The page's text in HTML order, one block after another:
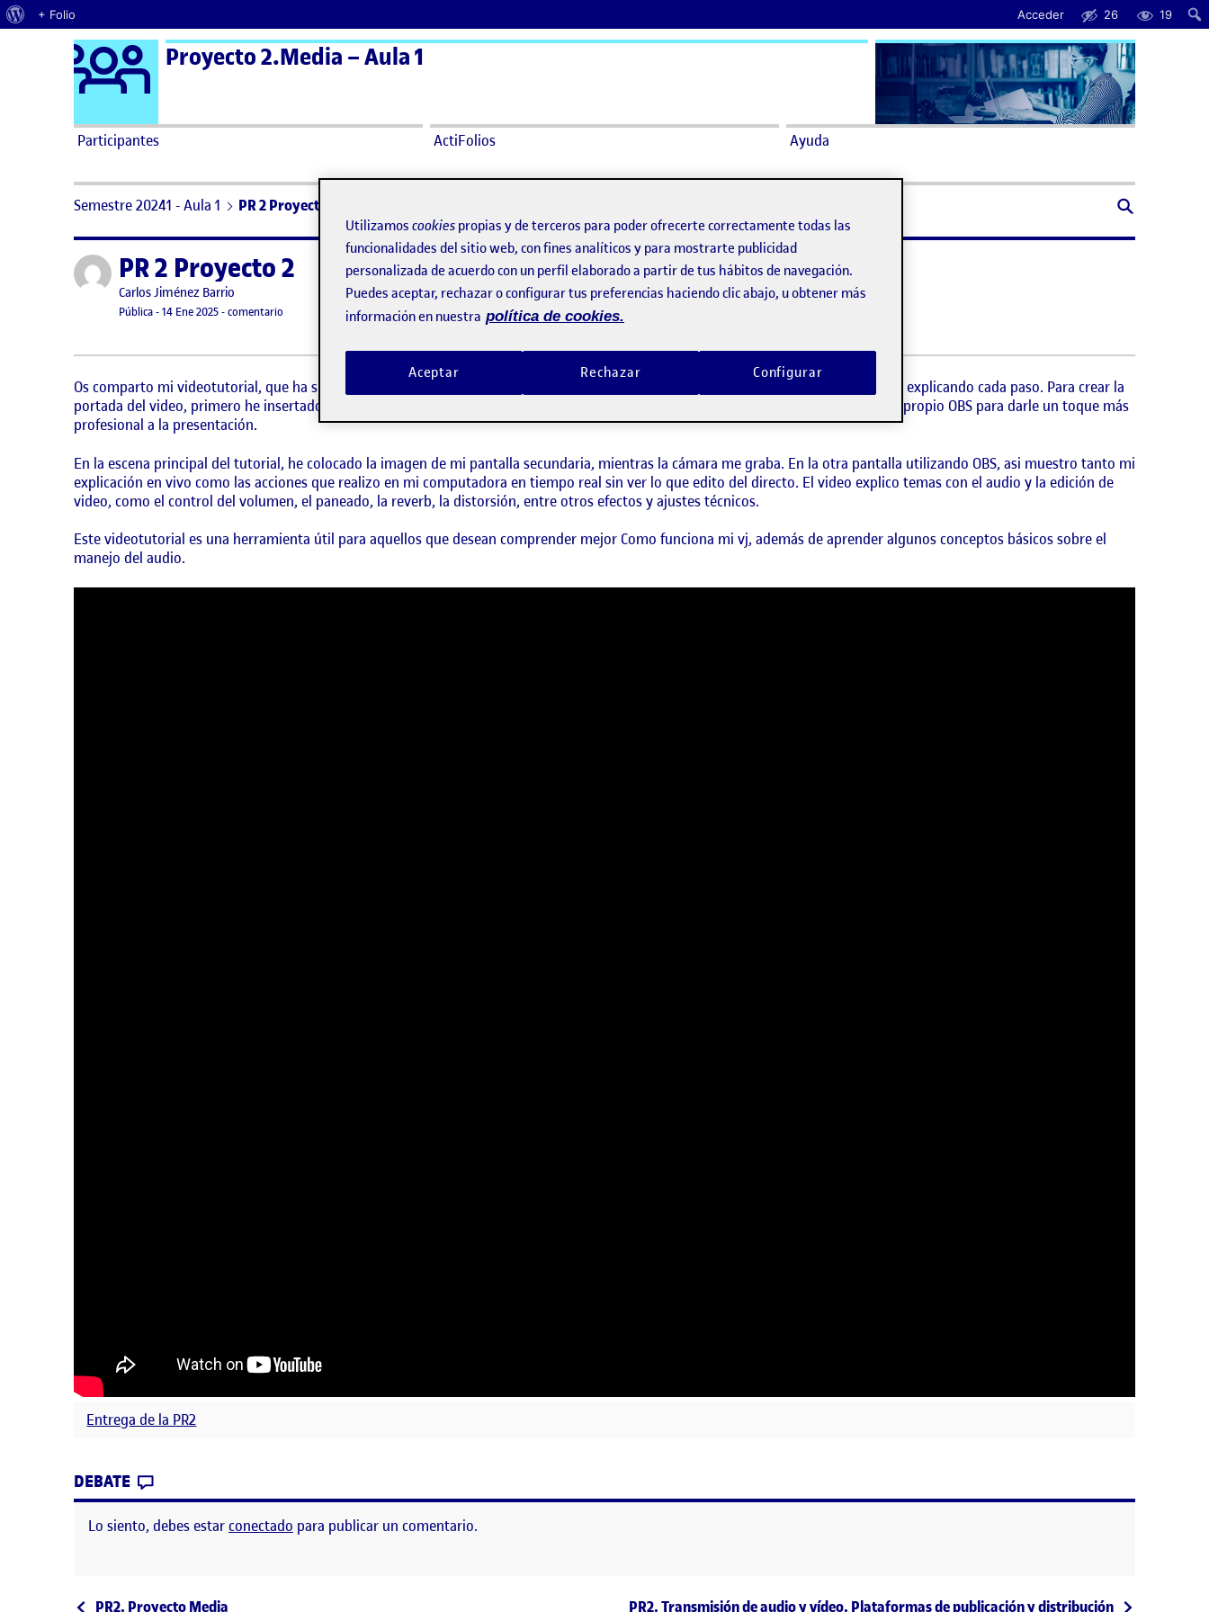
Acerca de WordPress
+ Folio Acceder 26 19
Saltar al contenido Logo Ágora
Proyecto 2.Media – Aula 1
Participantes ActiFolios Ayuda
Semestre 20241 - Aula 1 PR 2 Proyecto 2
Publicado porPR 2 Proyecto 2
Publicado por
Carlos Jiménez Barrio
Visibilidad:
Pública-Fecha de publicación
14 Ene 2025-comentario en PR 2 Proyecto 2
Os comparto mi videotutorial, que ha sido creado en directo usando OBS. En el muestro cómo funciona el proyecto de la PEC pasada, explicando cada paso. Para crear la
portada del video, primero he insertado una imagen que he diseñado utilizando Canva. Posteriormente, he agregado la cortinilla del propio OBS para darle un toque más
profesional a la presentación.
En la escena principal del tutorial, he colocado la imagen de mi pantalla secundaria, mientras la cámara me graba. En la otra pantalla utilizando OBS, asi muestro tanto mi
explicación en vivo como las acciones que realizo en mi computadora en tiempo real sin ver lo que edito del directo. El video explico temas con el audio y la edición de
video, como el control del volumen, el paneado, la reverb, la distorsión, entre otros efectos y ajustes técnicos.
Este videotutorial es una herramienta útil para aquellos que desean comprender mejor Como funciona mi vj, además de aprender algunos conceptos básicos sobre el
manejo del audio.
Entrega de la PR2
DEBATE
Lo siento, debes estarconectado para publicar un comentario.
Entrada anterior
PR2. Proyecto Media Entrada siguiente
PR2. Transmisión de audio y vídeo. Plataformas de publicación y distribución
Utilizamos cookies propias y de terceros para poder ofrecerte correctamente todas las
funcionalidades del sitio web, con fines analíticos y para mostrarte publicidad
personalizada de acuerdo con un perfil elaborado a partir de tus hábitos de navegación.
Puedes aceptar, rechazar o configurar tus preferencias haciendo clic abajo, u obtener más
información en nuestra política de cookies.
Rechazar
Aceptar Configurar